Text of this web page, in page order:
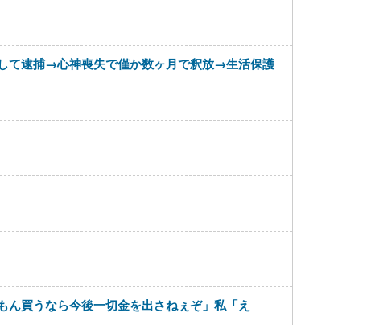
て逮捕→心神喪失で僅か数ヶ月で釈放→生活保護
買うなら今後一切金を出さねぇぞ」私「え